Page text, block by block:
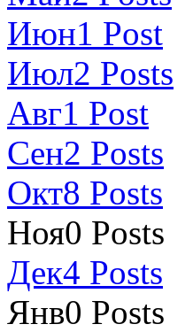
Июн1 Post
Июл2 Posts
Авг1 Post
Сен2 Posts
Окт8 Posts
Ноя0 Posts
Дек4 Posts
Янв0 Posts